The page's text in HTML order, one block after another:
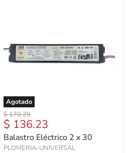
Agotado
Precio
original
$ 170.29
Precio
actual
$ 136.23
Balastro Eléctrico 2 x 30
PLOMERIA-UNIVERSAL